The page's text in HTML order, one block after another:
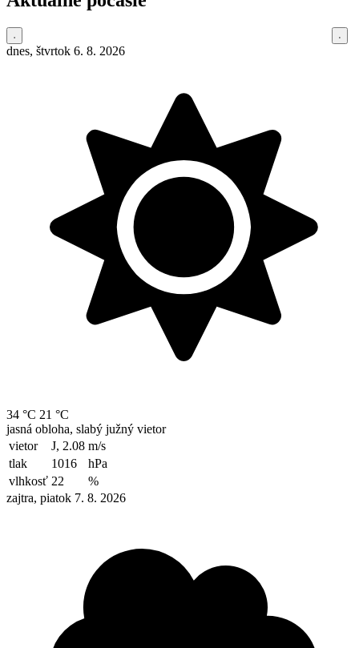
dnes, štvrtok 6. 8. 2026
34 °C 21 °C
jasná obloha, slabý južný vietor
vietor
J, 2.08 m/s
tlak
1016
hPa
vlhkosť 22
%
zajtra, piatok 7. 8. 2026